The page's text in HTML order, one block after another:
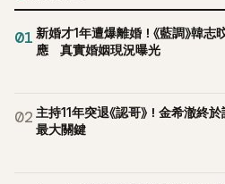
01 新婚才1年遭爆離婚！《藍調》韓志
應 真實婚姻現況曝光
02 主持11年突退《認哥》！金希澈
最大關鍵